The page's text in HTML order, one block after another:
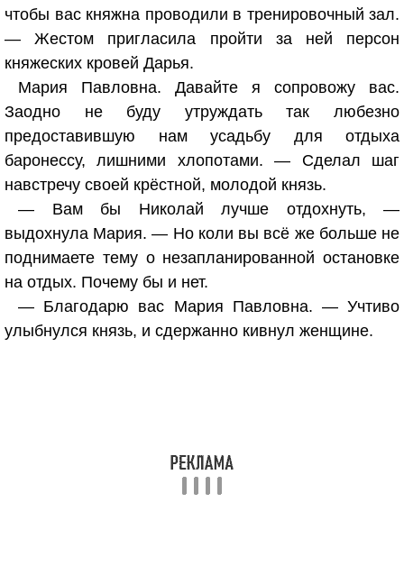
чтобы вас княжна проводили в тренировочный зал.
— Жестом пригласила пройти за ней персон
княжеских кровей Дарья.
Мария Павловна. Давайте я сопровожу вас.
Заодно не буду утруждать так любезно
предоставившую нам усадьбу для отдыха
баронессу, лишними хлопотами. — Сделал шаг
навстречу своей крёстной, молодой князь.
— Вам бы Николай лучше отдохнуть, —
выдохнула Мария. — Но коли вы всё же больше не
поднимаете тему о незапланированной остановке
на отдых. Почему бы и нет.
— Благодарю вас Мария Павловна. — Учтиво
улыбнулся князь, и сдержанно кивнул женщине.